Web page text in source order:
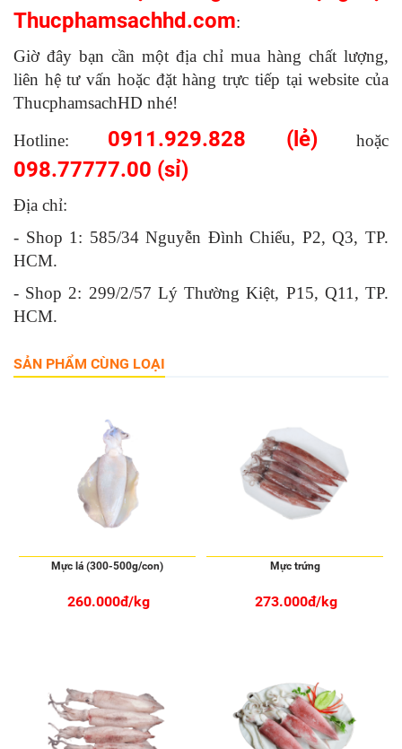
Thucphamsachhd.com:
Giờ đây bạn cần một địa chỉ mua hàng chất lượng,
liên hệ tư vấn hoặc đặt hàng trực tiếp tại website của
ThucphamsachHD nhé!
Hotline: 0911.929.828 (lẻ)hoặc
098.77777.00 (sỉ)
Địa chỉ:
- Shop 1: 585/34 Nguyễn Đình Chiểu, P2, Q3, TP.
HCM.
- Shop 2: 299/2/57 Lý Thường Kiệt, P15, Q11, TP.
HCM.
SẢN PHẨM CÙNG LOẠI
Mực lá (300-500g/con)
260.000đ/kg
Mực trứng
273.000đ/kg